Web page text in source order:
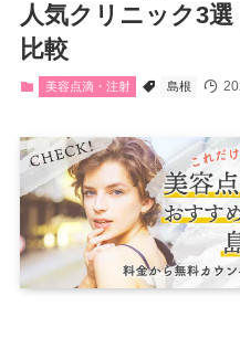
人気クリニック3
比較
美容点滴・注射 島根